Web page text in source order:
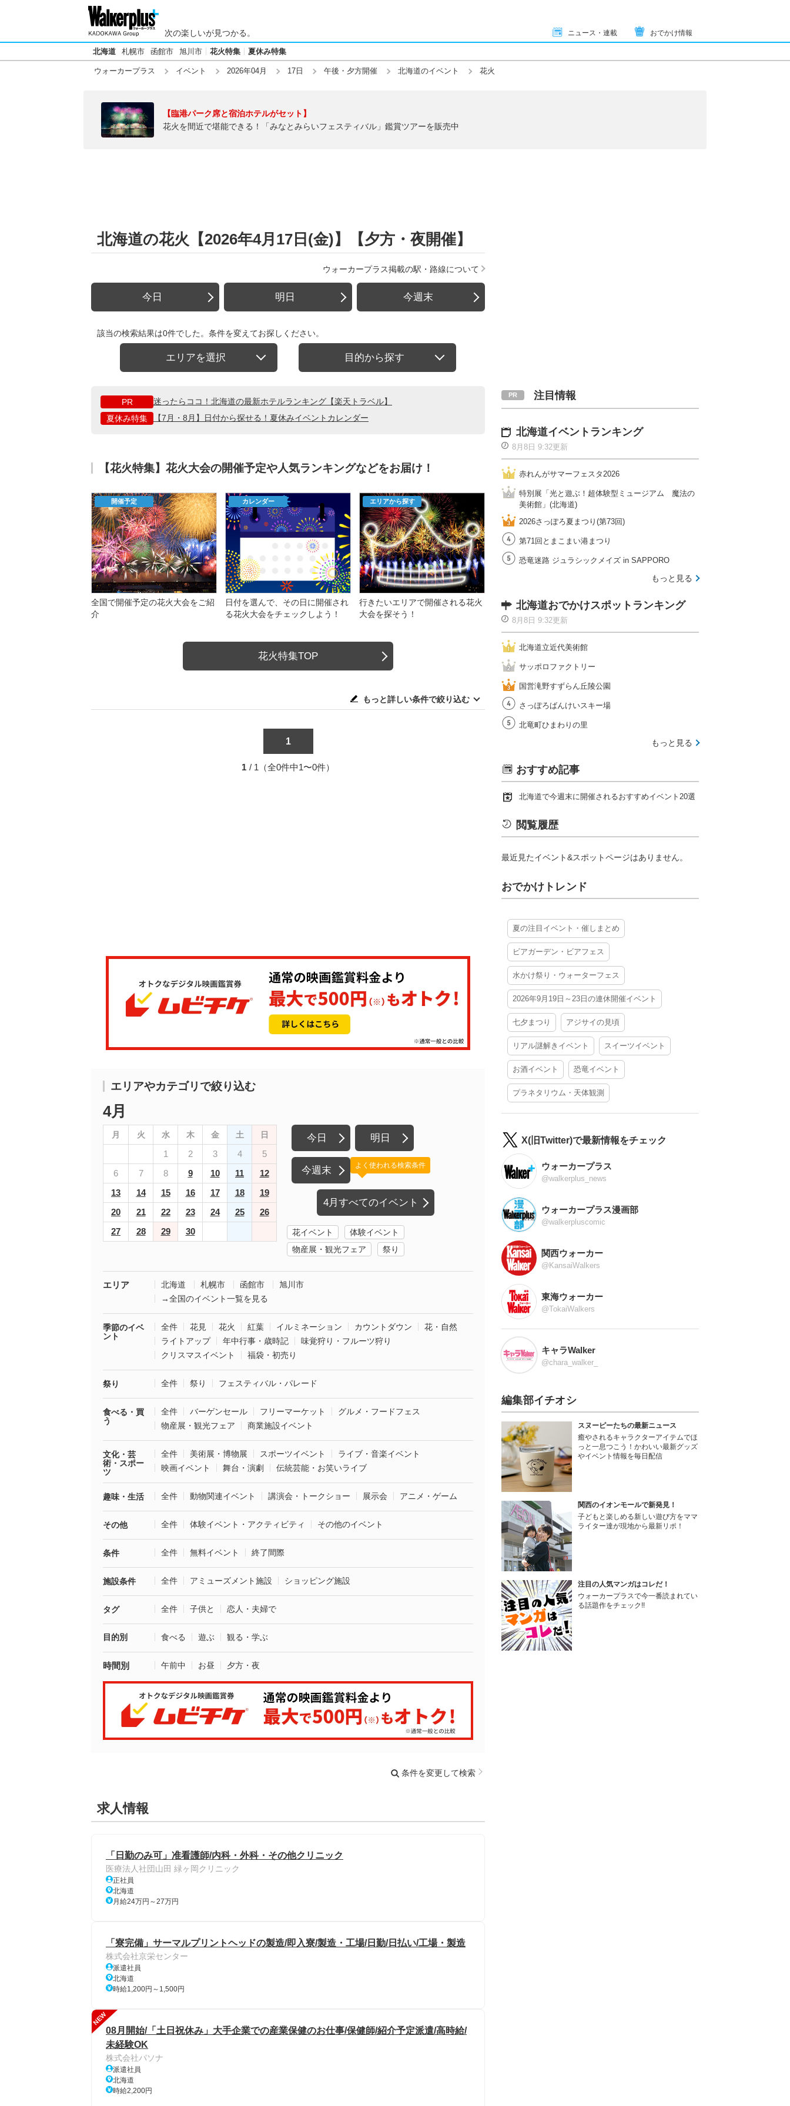
次の楽しいが見つかる。 ニュース・連載 おでかけ情報
北海道 札幌市 函館市 旭川市 花火特集 夏休み特集
ウォーカープラス イベント 2026年04月 17日 午後・夕方開催 北海道のイベント 花火
【臨港パーク席と宿泊ホテルがセット】
花火を間近で堪能できる！「みなとみらいフェスティバル」鑑賞ツアーを販売中
北海道の花火【2026年4月17日(金)】【夕方・夜開催】
ウォーカープラス掲載の駅・路線について
今日 明日 今週末
該当の検索結果は0件でした。条件を変えてお探しください。
エリアを選択 目的から探す
PR
迷ったらココ！北海道の最新ホテルランキング【楽天トラベル】
夏休み特集
【7月・8月】日付から探せる！夏休みイベントカレンダー
【花火特集】花火大会の開催予定や人気ランキングなどをお届け！
開催予定
全国で開催予定の花火大会をご紹
介
カレンダー
日付を選んで、その日に開催され
る花火大会をチェックしよう！
エリアから探す
行きたいエリアで開催される花火
大会を探そう！
花火特集TOP
もっと詳しい条件で絞り込む
1
1 / 1（全0件中1〜0件）
エリアやカテゴリで絞り込む
4月
月 火 水 木 金 土 日
1 2 3 4
5
6
7 8 9 10 11
12
13
14 15 16 17 18
19
20
21 22 23 24 25
26
27
28 29 30
今日 明日
今週末
4月すべてのイベント
よく使われる検索条件
花イベント
体験イベント
物産展・観光フェア
祭り
エリア 北海道 札幌市 函館市
旭川市
→全国のイベント一覧を見る
季節のイベ
ント
全件 花見 花火 紅葉 イルミネーション カウントダウン
花・自然
ライトアップ
年中行事・歳時記
味覚狩り・フルーツ狩り
クリスマスイベント
福袋・初売り
祭り 全件 祭り フェスティバル・パレード
食べる・買
う
全件 バーゲンセール フリーマーケット
グルメ・フードフェス
物産展・観光フェア
商業施設イベント
文化・芸
術・スポー
ツ
全件 美術展・博物展 スポーツイベント
ライブ・音楽イベント
映画イベント
舞台・演劇 伝統芸能・お笑いライブ
趣味・生活 全件 動物関連イベント 講演会・トークショー 展示会 アニメ・ゲーム
その他 全件 体験イベント・アクティビティ その他のイベント
条件 全件 無料イベント 終了間際
施設条件 全件 アミューズメント施設 ショッピング施設
タグ 全件 子供と 恋人・夫婦で
目的別 食べる 遊ぶ 観る・学ぶ
時間別 午前中 お昼 夕方・夜
条件を変更して検索
求人情報
「日勤のみ可」准看護師/内科・外科・その他クリニック
医療法人社団山田 緑ヶ岡クリニック
正社員
北海道
月給24万円～27万円
「寮完備」サーマルプリントヘッドの製造/即入寮/製造・工場/日勤/日払い/工場・製造
株式会社京栄センター
派遣社員
北海道
時給1,200円～1,500円
NEW
08月開始/「土日祝休み」大手企業での産業保健のお仕事/保健師/紹介予定派遣/高時給/
未経験OK
株式会社パソナ
派遣社員
北海道
時給2,200円
注目情報
北海道イベントランキング
8月8日 9:32更新
赤れんがサマーフェスタ2026
特別展「光と遊ぶ！超体験型ミュージアム 魔法の
美術館」(北海道)
2026さっぽろ夏まつり(第73回)
第71回とまこまい港まつり
恐竜迷路 ジュラシックメイズ in SAPPORO
もっと見る
北海道おでかけスポットランキング
8月8日 9:32更新
北海道立近代美術館
サッポロファクトリー
国営滝野すずらん丘陵公園
さっぽろばんけいスキー場
北竜町ひまわりの里
もっと見る
おすすめ記事
北海道で今週末に開催されるおすすめイベント20選
閲覧履歴
最近見たイベント&スポットページはありません。
おでかけトレンド
夏の注目イベント・催しまとめ
ビアガーデン・ビアフェス
水かけ祭り・ウォーターフェス
2026年9月19日～23日の連休開催イベント
七夕まつり アジサイの見頃
リアル謎解きイベント スイーツイベント
お酒イベント 恐竜イベント
プラネタリウム・天体観測
X(旧Twitter)で最新情報をチェック
ウォーカープラス
@walkerplus_news
ウォーカープラス漫画部
@walkerpluscomic
関西ウォーカー
@KansaiWalkers
東海ウォーカー
@TokaiWalkers
キャラWalker
@chara_walker_
編集部イチオシ
スヌーピーたちの最新ニュース
癒やされるキャラクターアイテムでほ
っと一息つこう！かわいい最新グッズ
やイベント情報を毎日配信
関西のイオンモールで新発見！
子どもと楽しめる新しい遊び方をママ
ライター達が現地から最新リポ！
注目の人気マンガはコレだ！
ウォーカープラスで今一番読まれてい
る話題作をチェック!!